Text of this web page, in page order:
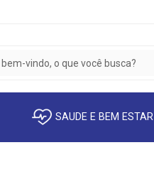
SAUDE E BEM ESTAR